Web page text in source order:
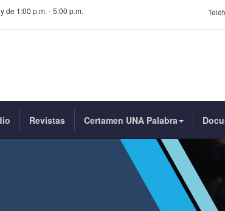
de 1:00 p.m. - 5:00 p.m.
Revistas Certamen UNA Palabra